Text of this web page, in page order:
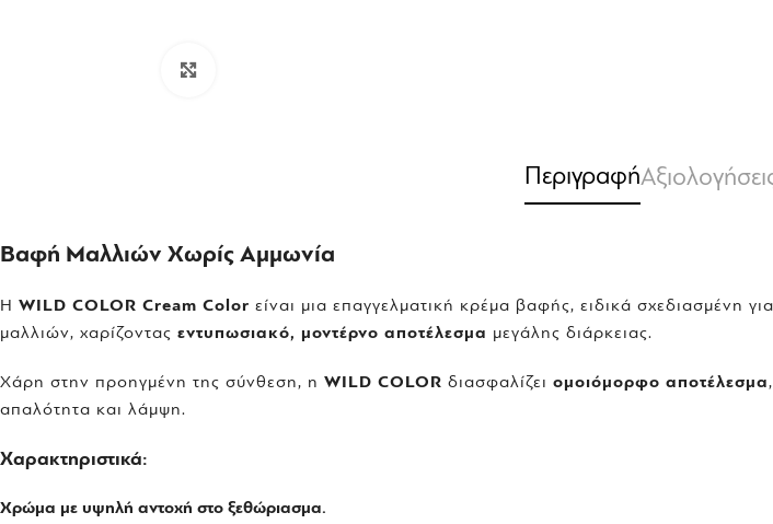
Περιγραφή
Βαφή Μαλλιών Χωρίς Αμμωνία
Η WILD COLOR Cream Color είναι μια επαγγελματική κρέμα βαφής, ειδικά σχεδιασμένη για
μαλλιών, χαρίζοντας εντυπωσιακό, μοντέρνο αποτέλεσμα μεγάλης διάρκειας.
Χάρη στην προηγμένη της σύνθεση, η WILD COLOR διασφαλίζει ομοιόμορφο αποτέλεσμα
απαλότητα και λάμψη.
Χαρακτηριστικά:
Χρώμα με υψηλή αντοχή στο ξεθώριασμα.